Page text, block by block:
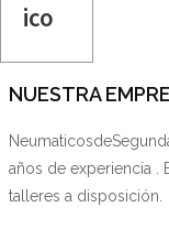
ico
NUESTRA
años de experiencia .
talleres a disposición.